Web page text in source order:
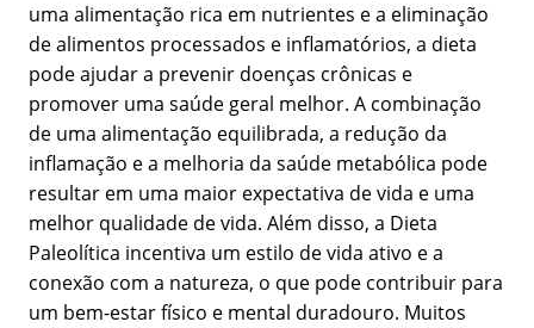
uma alimentação rica em nutrientes e a eliminação
de alimentos processados e inflamatórios, a dieta
pode ajudar a prevenir doenças crônicas e
promover uma saúde geral melhor. A combinação
de uma alimentação equilibrada, a redução da
inflamação e a melhoria da saúde metabólica pode
resultar em uma maior expectativa de vida e uma
melhor qualidade de vida. Além disso, a Dieta
Paleolítica incentiva um estilo de vida ativo e a
conexão com a natureza, o que pode contribuir para
um bem-estar físico e mental duradouro. Muitos